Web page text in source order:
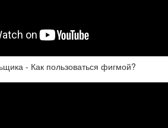
- Как пользоваться фигмой?